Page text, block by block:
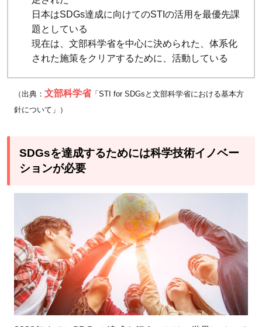
日本はSDGs達成に向けてのSTIの活用を最優先課
題としている
現在は、文部科学省を中心に決められた、体系化
された施策をクリアするために、活動している
（出典： 文部科学省「STI for SDGsと文部科学省における基本方
針について」）
SDGsを達成するためには科学技術イノベー
ションが必要